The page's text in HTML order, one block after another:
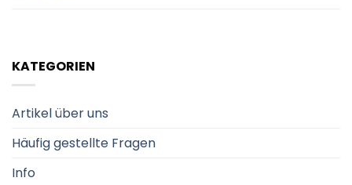
KATEGORIEN
Artikel über uns
Häufig gestellte Fragen
Info